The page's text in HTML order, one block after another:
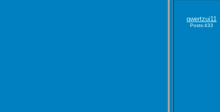
qwertzui11
Posts:433